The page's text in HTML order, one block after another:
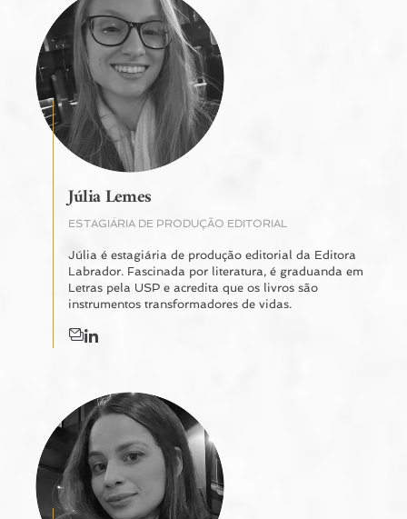
Júlia Lemes
ESTAGIÁRIA DE PRODUÇÃO EDITORIAL
Júlia é estagiária de produção editorial da Editora
Labrador. Fascinada por literatura, é graduanda em
Letras pela USP e acredita que os livros são
instrumentos transformadores de vidas.